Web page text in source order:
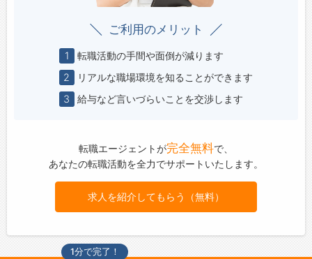
ご利用のメリット
1
転職活動の手間や面倒が減ります
2
リアルな職場環境を知ることができます
3
給与など言いづらいことを交渉します
転職エージェントが完全無料で、
あなたの転職活動を全力でサポートいたします。
求人を紹介してもらう（無料）
1分で完了！